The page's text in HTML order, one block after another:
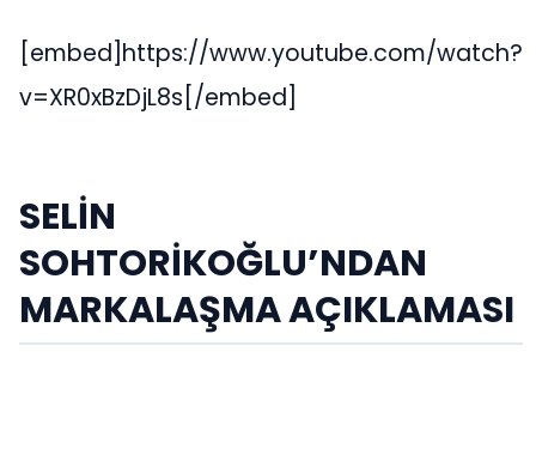
[embed]https://www.youtube.com/watch?
v=XR0xBzDjL8s[/embed]
SELİN
SOHTORİKOĞLU’NDAN
MARKALAŞMA AÇIKLAMASI